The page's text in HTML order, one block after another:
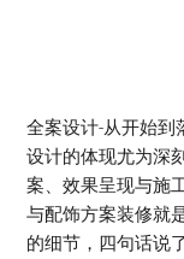
全案设计-从开始到
设计的体现尤为深
案、效果呈现与施
与配饰方案装修就
的细节，四句话说